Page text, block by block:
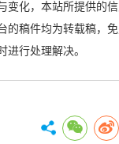
变化，本站所提供的
的稿件均为转载稿
进行处理解决。